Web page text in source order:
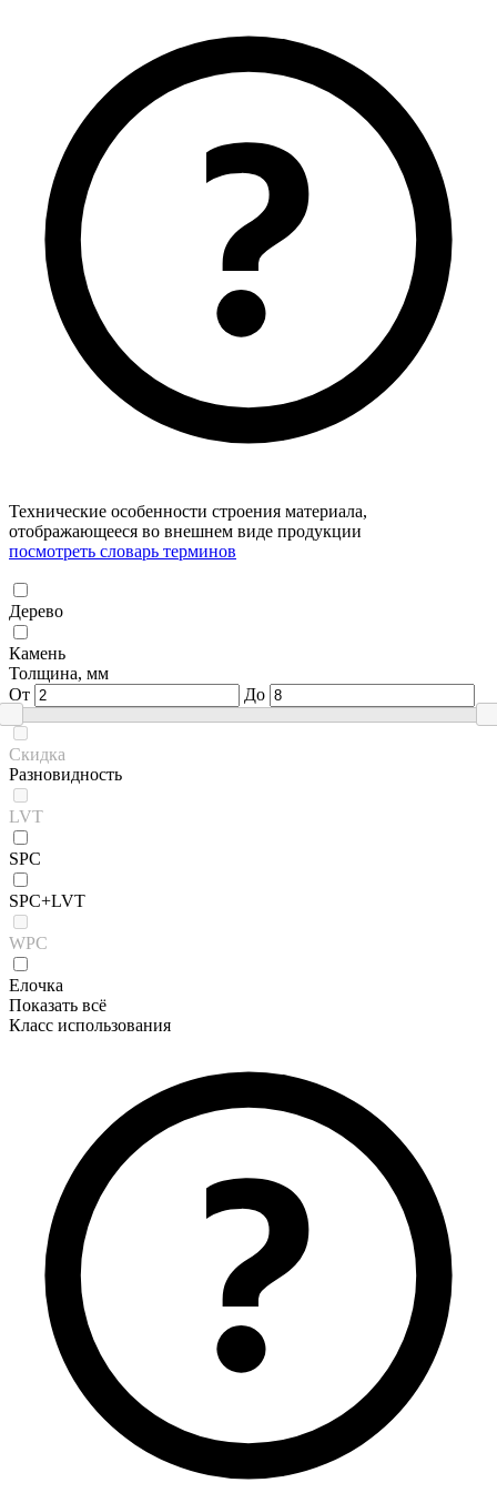
Технические особенности строения материала,
отображающееся во внешнем виде продукции
посмотреть словарь терминов
Дерево
Камень
Толщина, мм
От
До
Скидка
Разновидность
LVT
SPC
SPC+LVT
WPC
Елочка
Показать всё
Класс использования